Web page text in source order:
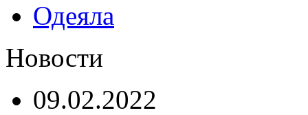
Одеяла
Новости
09.02.2022